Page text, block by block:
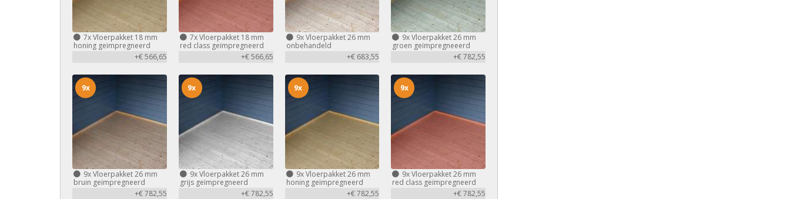
7xVloerpakket 18 mm
honing geïmpregneerd
+€ 566,65
7xVloerpakket 18 mm
red class geïmpregneerd
+€ 566,65
9xVloerpakket 26 mm
onbehandeld
+€ 683,55
9xVloerpakket 26 mm
groen geïmpregneeerd
+€ 782,55
9xVloerpakket 26 mm
bruin geïmpregneerd
+€ 782,55
9x
9xVloerpakket 26 mm
grijs geïmpregneerd
+€ 782,55
9x
9xVloerpakket 26 mm
honing geïmpregneerd
+€ 782,55
9x
9xVloerpakket 26 mm
red class geïmpregneerd
+€ 782,55
9x